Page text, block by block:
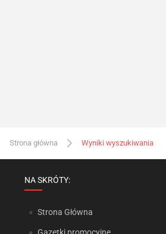
Strona główna Wyniki wyszukiwania
NA SKRÓTY:
Strona Główna